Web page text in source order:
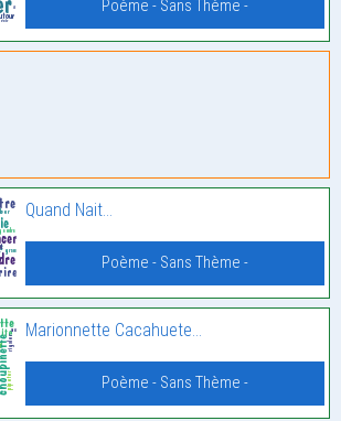
Poème - Sans Thème -
Quand Nait…
Poème - Sans Thème -
Marionnette Cacahuete…
Poème - Sans Thème -